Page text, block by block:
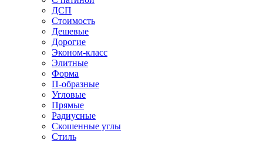
ДСП
Стоимость
Дешевые
Дорогие
Эконом-класс
Элитные
Форма
П-образные
Угловые
Прямые
Радиусные
Скошенные углы
Стиль